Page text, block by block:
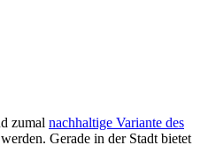
zumal nachhaltige Variante des
Gerade in der Stadt bietet